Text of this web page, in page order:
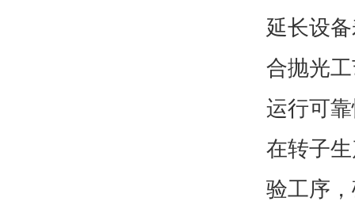
延长设
合抛光
运行可
在转子
验工序